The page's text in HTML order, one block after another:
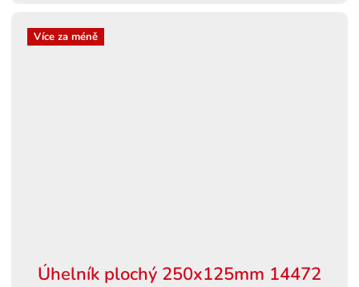
Více za méně
Úhelník plochý 250x125mm 14472